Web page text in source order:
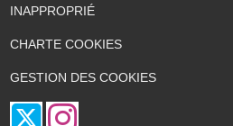
INAPPROPRIÉ
CHARTE COOKIES
GESTION DES COOKIES